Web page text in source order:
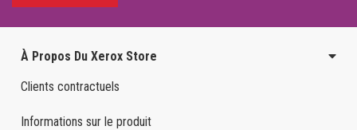
À Propos Du Xerox Store
Clients contractuels
Informations sur le produit